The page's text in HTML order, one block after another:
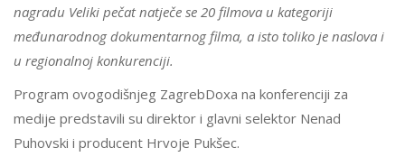
nagradu Veliki pečat natječe se 20 filmova u kategoriji
međunarodnog dokumentarnog filma, a isto toliko je naslova i
u regionalnoj konkurenciji.
Program ovogodišnjeg ZagrebDoxa na konferenciji za
medije predstavili su direktor i glavni selektor Nenad
Puhovski i producent Hrvoje Pukšec.